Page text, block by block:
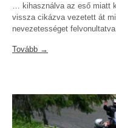
… kihasználva az eső miatt
vissza cikázva vezetett át
nevezetességet
Tovább →